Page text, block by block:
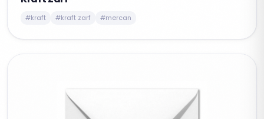
#kraft #kraft zarf #mercan